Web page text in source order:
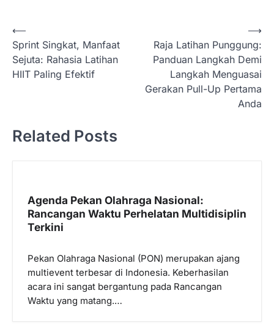
N
a
v
a
s
⟵
Sprint Singkat, Manfaat
Sejuta: Rahasia Latihan
HIIT Paling Efektif
Raja Latihan Punggung:
Panduan Langkah Demi
Langkah Menguasai
Gerakan Pull-Up Pertama
Anda
⟶
Related Posts
Agenda Pekan Olahraga Nasional:
Rancangan Waktu Perhelatan Multidisiplin
Terkini
Pekan Olahraga Nasional (PON) merupakan ajang
multievent terbesar di Indonesia. Keberhasilan
acara ini sangat bergantung pada Rancangan
Waktu yang matang.…